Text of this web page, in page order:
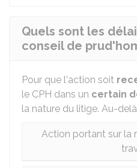
Quels sont les
conseil de
Pour que l'action soit
le CPH dans un certain
la nature du litige. Au-
Action portant sur la